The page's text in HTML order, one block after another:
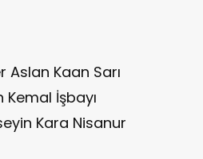
Kaan Sarı
İşbayı
Kara Nisanur